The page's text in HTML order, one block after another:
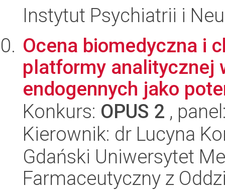
Instytut Psychiatrii i
Ocena biomedyczna i
platformy analitycznej
endogennych jako
Konkurs: OPUS 2 ,
Kierownik: dr Lucyna
Gdański Uniwersytet
Farmaceutyczny z